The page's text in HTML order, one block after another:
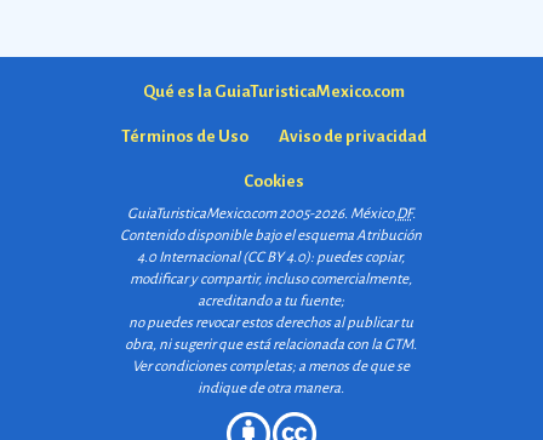
Qué es la GuiaTuristicaMexico.com
Términos de Uso Aviso de privacidad
Cookies
GuiaTuristicaMexico.com 2005-2026. MéxicoDF.
Contenido disponible bajo el esquemaAtribución
4.0 Internacional (CC BY 4.0): puedes copiar,
modificar y compartir, incluso comercialmente,
acreditando a tu fuente;
no puedes revocar estos derechos al publicar tu
obra, ni sugerir que está relacionada con la GTM.
Ver condiciones completas; a menos de que se
indique de otra manera.